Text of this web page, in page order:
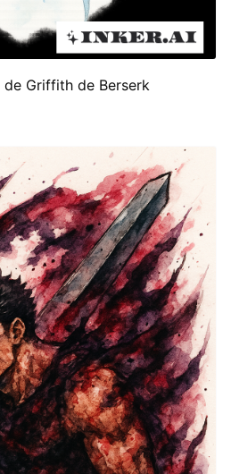
de Griffith de Berserk